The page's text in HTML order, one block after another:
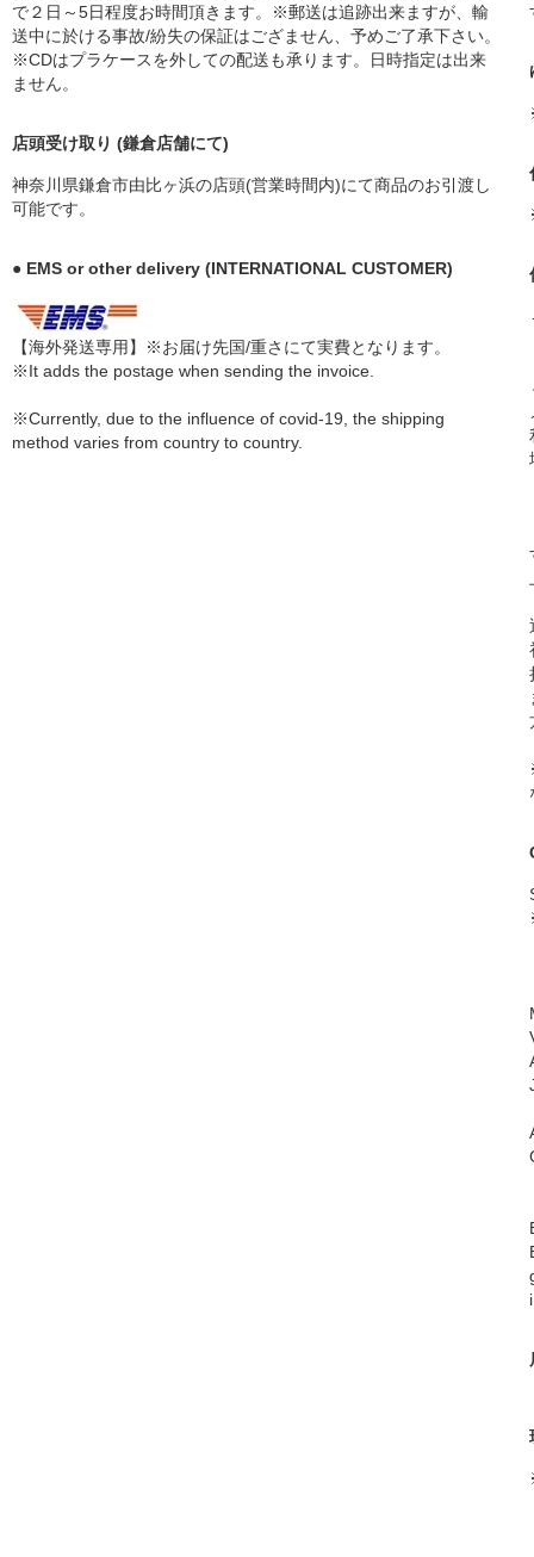
で２日～5日程度お時間頂きます。※郵送は追跡出来ますが、輸
送中に於ける事故/紛失の保証はござません、予めご了承下さい。
※CDはプラケースを外しての配送も承ります。日時指定は出来
ません。
店頭受け取り (鎌倉店舗にて)
神奈川県鎌倉市由比ヶ浜の店頭(営業時間内)にて商品のお引渡し
可能です。
● EMS or other delivery (INTERNATIONAL CUSTOMER)
【海外発送専用】※お届け先国/重さにて実費となります。
※It adds the postage when sending the invoice.
※Currently, due to the influence of covid-19, the shipping
method varies from country to country.